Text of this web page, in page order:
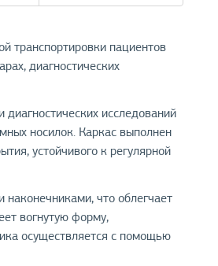
транспортировки пациентов
диагностических
исследований
носилок. Каркас выполнен
устойчивого к регулярной
что облегчает
вогнутую форму,
осуществляется с помощью